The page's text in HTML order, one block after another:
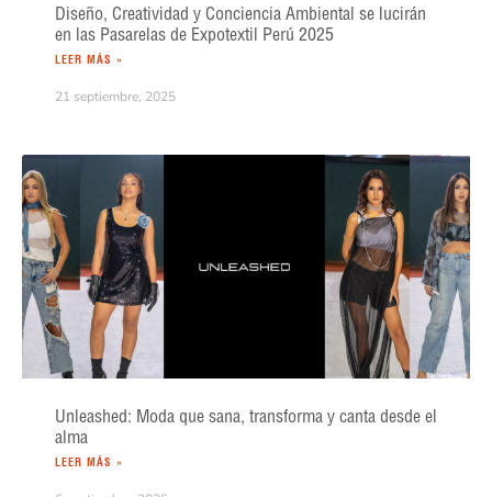
Diseño, Creatividad y Conciencia Ambiental se lucirán
en las Pasarelas de Expotextil Perú 2025
LEER MÁS »
21 septiembre, 2025
Unleashed: Moda que sana, transforma y canta desde el
alma
LEER MÁS »